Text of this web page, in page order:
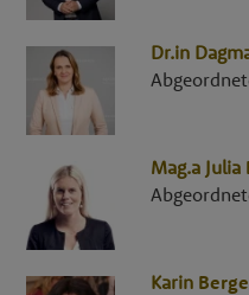
Dr.in
Mag.a Julia
Karin